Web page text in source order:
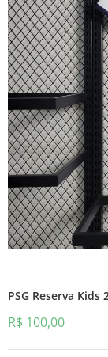
PSG Reserva Kids
R$ 100,00